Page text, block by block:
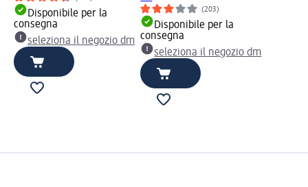
Disponibile per la
consegna
seleziona il negozio dm
(203)
Disponibile per la
consegna
seleziona il negozio dm